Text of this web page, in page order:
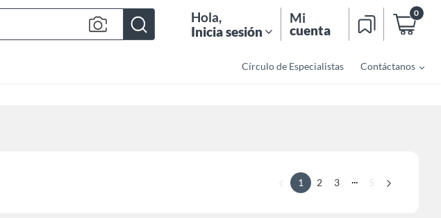
Hola,
Inicia sesión
Mi
cuenta
0
Círculo de Especialistas Contáctanos
1 2 3 ... 5